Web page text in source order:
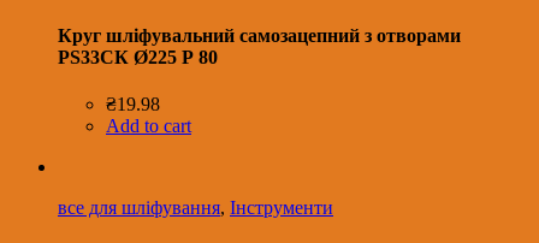
Круг шліфувальний самозацепний з отворами
РS33СК Ø225 Р 80
₴19.98
Add to cart
все для шліфування, Інструменти